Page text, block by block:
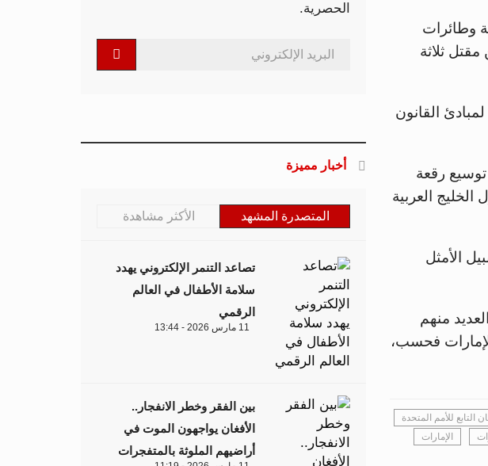
وطائرات
فبراير، ما أسفر عن مقتل ثلاثة
القانون
رقعة
العربية
الأمثل
تحتضن أكثر من 200 جنسية، والعديد منهم
فحسب،
الإمارات
الحصرية.
أخبار مميزة
المتصدرة المشهد الأكثر مشاهدة
تصاعد التنمر الإلكتروني يهدد
سلامة الأطفال في العالم
الرقمي
11 مارس 2026 - 13:44
بين الفقر وخطر الانفجار..
الأفغان يواجهون الموت في
أراضيهم الملوثة بالمتفجرات